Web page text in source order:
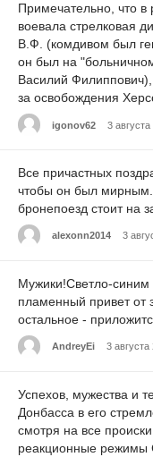
Примечательно, что
воевала стрелковая
В.Ф. (комдивом был
он был на
Василий
за освобождения
igonov62 3
Все причастных
чтобы он был
бронепоезд стоит на
alexonn2014 3
Мужики!Светло-
пламенный привет от
остальное -
AndreyEi 3
Успехов, мужества и
Донбасса в его
смотря на все
реакционные режимы